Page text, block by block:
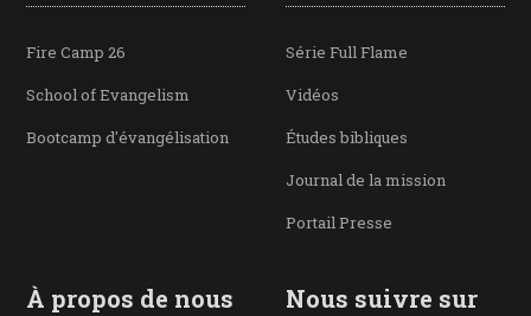
Fire Camp 26
School of Evangelism
Bootcamp d'évangélisation
Série Full Flame
Vidéos
Études bibliques
Journal de la mission
Portail Presse
À propos de nous Nous suivre sur